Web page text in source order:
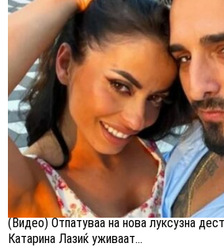
(Видео) Отпатуваа на нова луксузна
Катарина Лазиќ уживаат...